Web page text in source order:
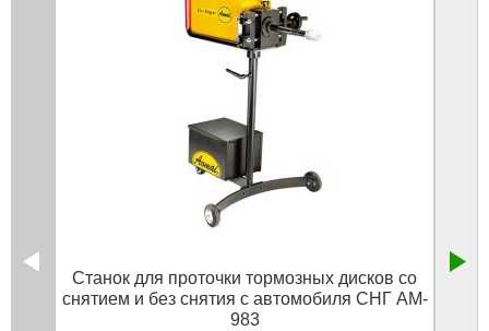
Станок для проточки тормозных дисков со
снятием и без снятия с автомобиля СНГ AM-
983